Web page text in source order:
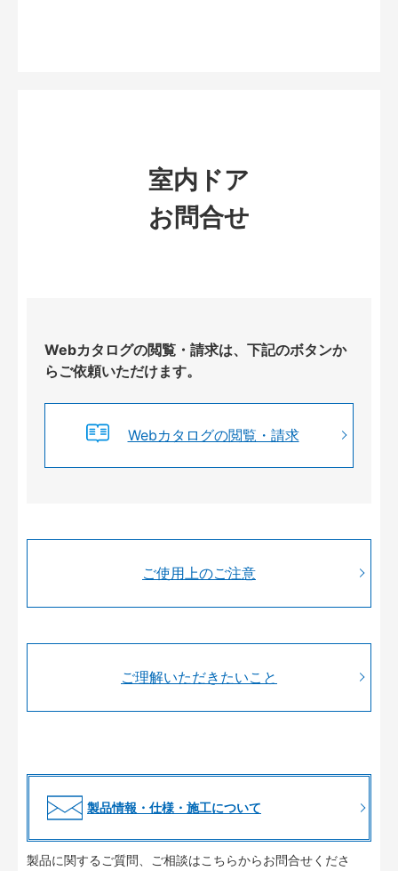
室内ドア
お問合せ
Webカタログの閲覧・請求は、下記のボタンか
らご依頼いただけます。
Webカタログの閲覧・請求
ご使用上のご注意
ご理解いただきたいこと
製品情報・仕様・施工について
製品に関するご質問、ご相談はこちらからお問合せくださ